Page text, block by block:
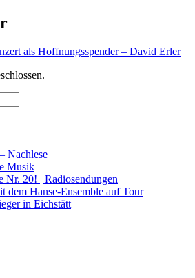
als Hoffnungsspender – David Erler
Nachlese
Musik
Nr. 20! | Radiosendungen
dem Hanse-Ensemble auf Tour
in Eichstätt